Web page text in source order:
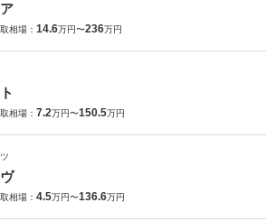
相場： 14.6万円〜236万円
相場： 7.2万円〜150.5万円
相場： 4.5万円〜136.6万円